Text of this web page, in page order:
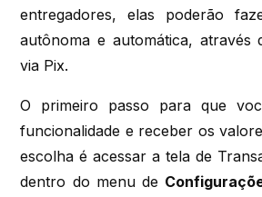
entregadores, elas poderão
autônoma e automática, através
via Pix.
O primeiro passo para que
funcionalidade e receber os
escolha é acessar a tela de
dentro do menu de